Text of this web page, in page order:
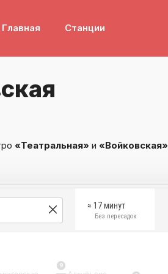
Главная Станции
«Театральная» и «Войковская»
≈ 17 минут
Без пересадок
9